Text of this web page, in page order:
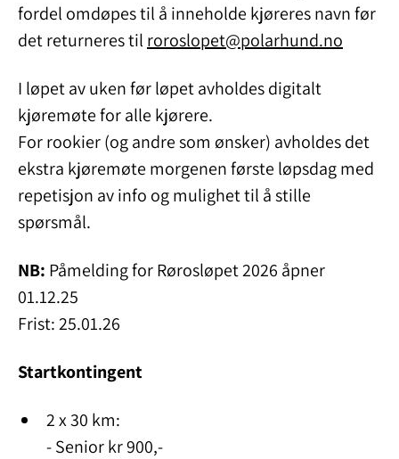
fordel omdøpes til å inneholde kjøreres navn før
det returneres til roroslopet@polarhund.no
I løpet av uken før løpet avholdes digitalt
kjøremøte for alle kjørere.
For rookier (og andre som ønsker) avholdes det
ekstra kjøremøte morgenen første løpsdag med
repetisjon av info og mulighet til å stille
spørsmål.
NB: Påmelding for Rørosløpet 2026 åpner
01.12.25
Frist: 25.01.26
Startkontingent
2 x 30 km:
- Senior kr 900,-